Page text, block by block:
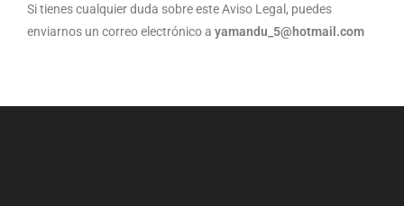
Si tienes cualquier duda sobre este Aviso Legal, puedes
enviarnos un correo electrónico a yamandu_5@hotmail.com